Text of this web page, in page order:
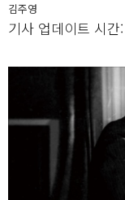
김주영
기사 업데이트 시